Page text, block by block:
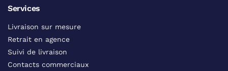
Services
Livraison sur mesure
Retrait en agence
Suivi de livraison
Contacts commerciaux